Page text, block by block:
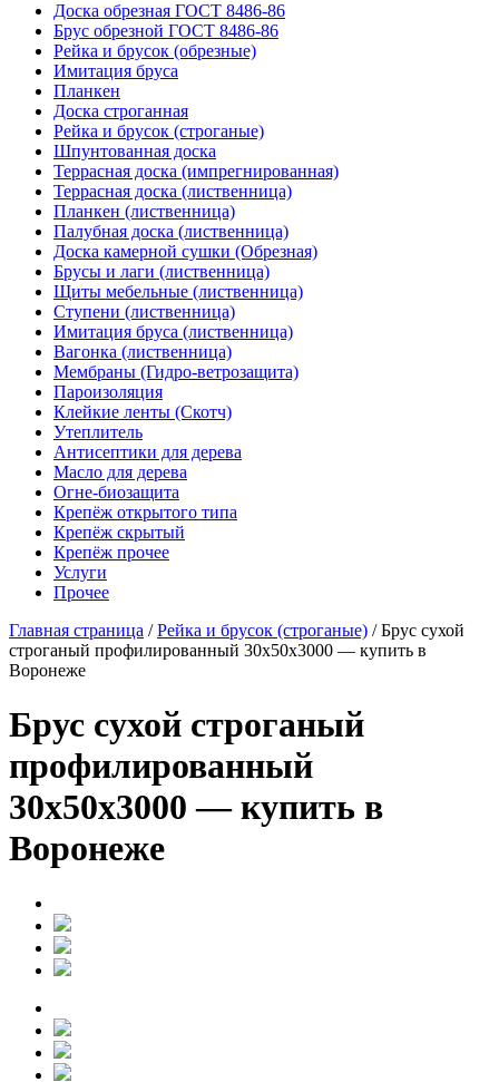
Доска обрезная ГОСТ 8486-86
Брус обрезной ГОСТ 8486-86
Рейка и брусок (обрезные)
Имитация бруса
Планкен
Доска строганная
Рейка и брусок (строганые)
Шпунтованная доска
Террасная доска (импрегнированная)
Террасная доска (лиственница)
Планкен (лиственница)
Палубная доска (лиственница)
Доска камерной сушки (Обрезная)
Брусы и лаги (лиственница)
Щиты мебельные (лиственница)
Ступени (лиственница)
Имитация бруса (лиственница)
Вагонка (лиственница)
Мембраны (Гидро-ветрозащита)
Пароизоляция
Клейкие ленты (Скотч)
Утеплитель
Антисептики для дерева
Масло для дерева
Огне-биозащита
Крепёж открытого типа
Крепёж скрытый
Крепёж прочее
Услуги
Прочее
Главная страница /Рейка и брусок (строганые) /Брус сухой
строганый профилированный 30х50х3000 — купить в
Воронеже
Брус сухой строганый
профилированный
30х50х3000 — купить в
Воронеже